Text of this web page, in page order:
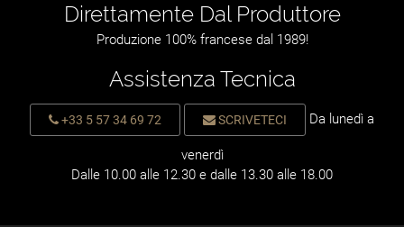
Direttamente Dal Produttore
Produzione 100% francese dal 1989!
Assistenza Tecnica
+33 5 57 34 69 72 SCRIVETECI Da lunedì a
venerdì
Dalle 10.00 alle 12.30 e dalle 13.30 alle 18.00